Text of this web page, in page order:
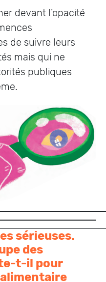
devant l’opacité
de suivre leurs
mais qui ne
publiques
sérieuses.
des
t-il pour